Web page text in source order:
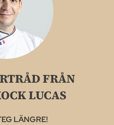
FRÅN
LUCAS
LÄNGRE!